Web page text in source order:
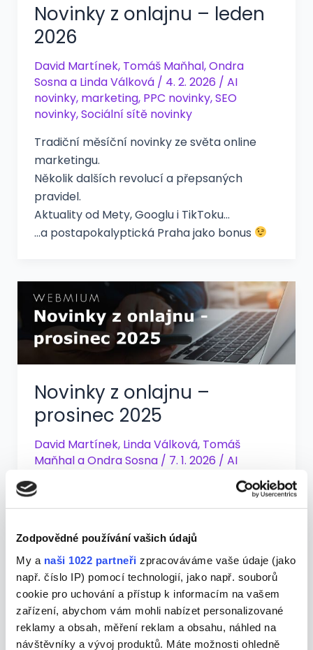
Zodpovědné používání vašich údajů
My a naši 1022 partneři zpracováváme vaše údaje (jako
např. číslo IP) pomocí technologií, jako např. souborů
cookie pro uchování a přístup k informacím na vašem
zařízení, abychom vám mohli nabízet personalizované
reklamy a obsah, měření reklam a obsahu, náhled na
návštěvníky a vývoj produktů. Máte možnosti ohledně
Novinky z onlajnu – leden
2026
David Martínek, Tomáš Maňhal,Ondra
Sosnaa Linda Válková / 4. 2. 2026 / AI
novinky, marketing, PPC novinky,SEO
novinky,Sociální sítě novinky
Tradiční měsíční novinky ze světa online
marketingu.
Několik dalších revolucí a přepsaných
pravidel.
Aktuality od Mety, Googlu i TikToku…
…a postapokalyptická Praha jako bonus
Novinky z onlajnu –
prosinec 2025
David Martínek, Linda Válková, Tomáš
MaňhalaOndra Sosna / 7. 1. 2026 / AI
novinky
Google konečně poodhaluje roušku PMax.
Zatímco jste se cpali vánočním cukrovím a
slibovali si, že od ledna začnete konečně
běhat, technologičtí giganti rozhodně
nelenošili. Google se rozhodl být
transparentnější (ano, čtete správně), Meta